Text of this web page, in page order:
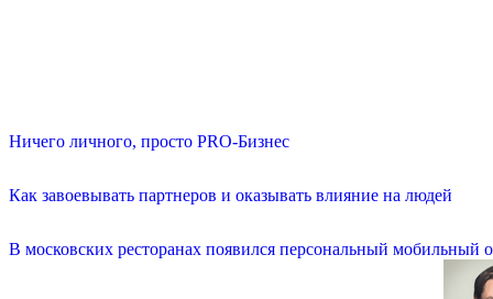
Ничего личного, просто PRO-Бизнес
Как завоевывать партнеров и оказывать влияние на людей
В московских ресторанах появился персональный мобильный